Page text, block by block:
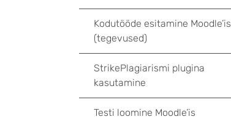
Kodutööde esitamine Moodle’is
(tegevused)
StrikePlagiarismi plugina
kasutamine
Testi loomine Moodle’is